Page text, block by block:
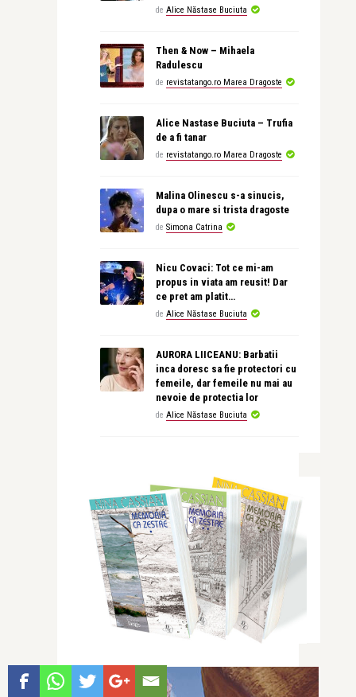
de Alice Năstase Buciuta
Then & Now – Mihaela
Radulescu
de revistatango.ro Marea Dragoste
Alice Nastase Buciuta – Trufia
de a fi tanar
de revistatango.ro Marea Dragoste
Malina Olinescu s-a sinucis,
dupa o mare si trista dragoste
de Simona Catrina
Nicu Covaci: Tot ce mi-am
propus in viata am reusit! Dar
ce pret am platit…
de Alice Năstase Buciuta
AURORA LIICEANU: Barbatii
inca doresc sa fie protectori cu
femeile, dar femeile nu mai au
nevoie de protectia lor
de Alice Năstase Buciuta